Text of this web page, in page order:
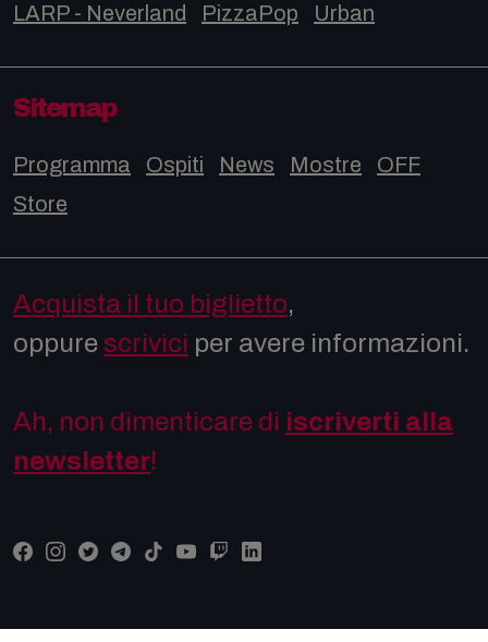
LARP - Neverland
PizzaPop Urban
Sitemap
Programma Ospiti News Mostre
OFF
Store
Acquista il tuo biglietto,
oppure scrivici per avere informazioni.
Ah, non dimenticare di iscriverti alla
newsletter!